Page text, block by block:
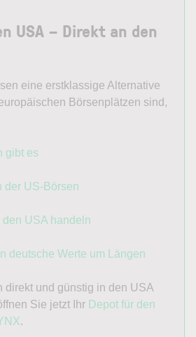
USA – Direkt an den
eine erstklassige Alternative
Börsenplätzen sind,
gibt es
der US-Börsen
USA handeln
deutsche Werte um Längen
direkt und günstig in den USA
Sie jetzt Ihr Depot für den
.